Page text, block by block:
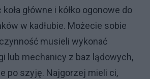
główne i kółko ogonowe do
w kadłubie. Możecie sobie
musieli wykonać
lub mechanicy z baz lądowych,
po szyję. Najgorzej mieli ci,